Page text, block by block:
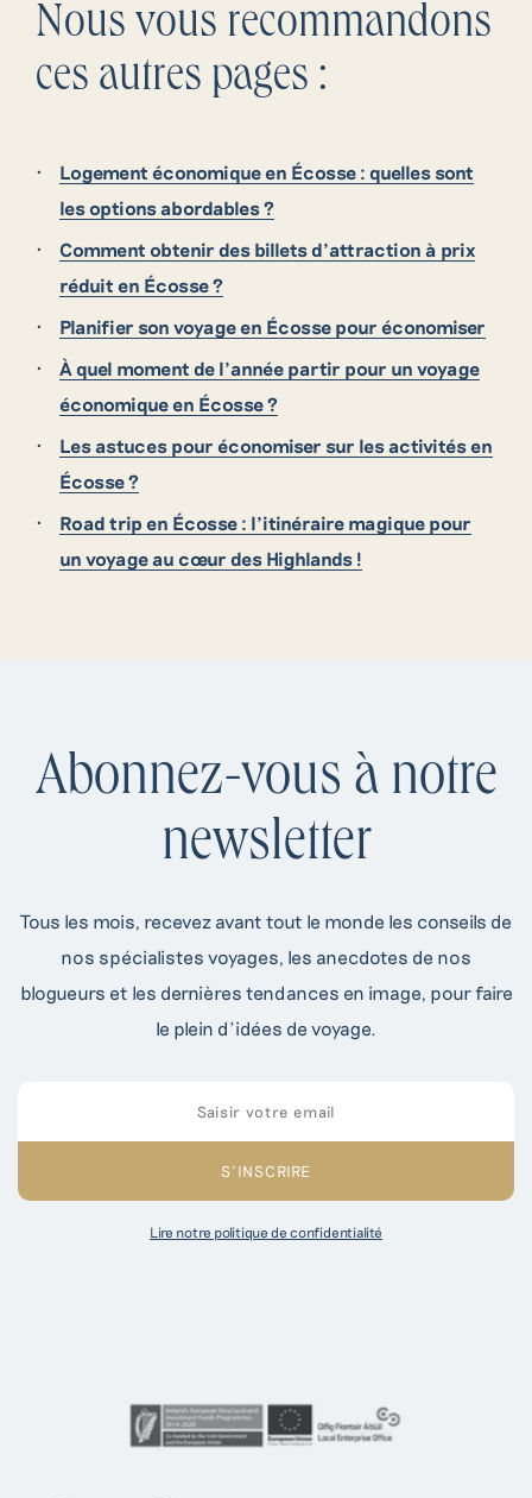
Nous vous recommandons
ces autres pages :
Logement économique en Écosse : quelles sont
les options abordables ?
Comment obtenir des billets d’attraction à prix
réduit en Écosse ?
Planifier son voyage en Écosse pour économiser
À quel moment de l’année partir pour un voyage
économique en Écosse ?
Les astuces pour économiser sur les activités en
Écosse ?
Road trip en Écosse : l’itinéraire magique pour
un voyage au cœur des Highlands !
Abonnez-vous à notre
newsletter
Tous les mois, recevez avant tout le monde les conseils de
nos spécialistes voyages, les anecdotes de nos
blogueurs et les dernières tendances en image, pour faire
le plein d’idées de voyage.
Lire notre politique de confidentialité